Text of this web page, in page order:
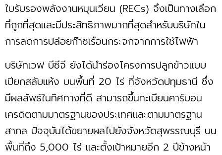
ใบรับรองพลังงานหมุนเวียน (RECs) จึงเป็นทางเลือก
ที่ถูกที่สุดและมีประสิทธิภาพมากที่สุดสำหรับบริษัทใน
การลดการปล่อยก๊าซเรือนกระจกจากการใช้ไฟฟ้า
บริษัทเวฟ บีซีจี ยังได้นำร่องโครงการปลูกข้าวแบบ
เปียกสลับแห้ง บนพื้นที่ 20 ไร่ ที่จังหวัดปทุมธานี ซึ่ง
มีผลลัพธ์ในทิศทางที่ดี สามารถขึ้นทะเบียนคาร์บอน
เครดิตตามมาตรฐานของประเทศและตามมาตรฐาน
สากล ปัจจุบันได้ขยายผลไปยังจังหวัดสุพรรณบุรี บน
พื้นที่ถึง 5,000 ไร่ และตั้งเป้าหมายอีก 2 ปีข้างหน้า